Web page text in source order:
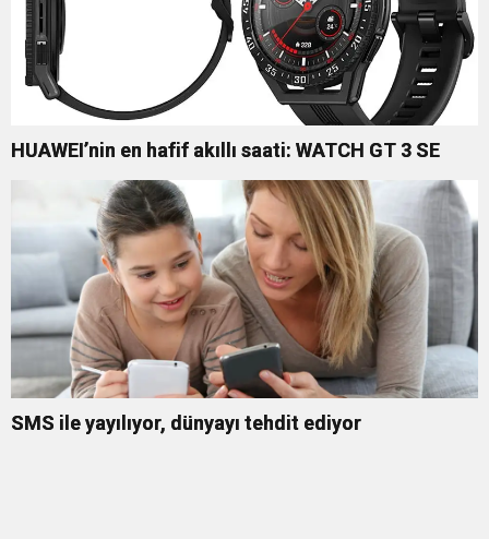
HUAWEI’nin en hafif akıllı saati: WATCH GT 3 SE
SMS ile yayılıyor, dünyayı tehdit ediyor